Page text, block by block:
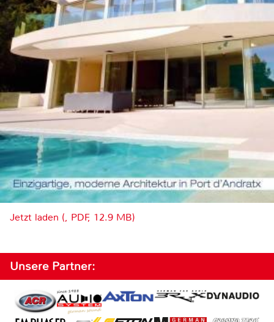
Jetzt laden (, PDF, 12.9 MB)
Unsere Partner: